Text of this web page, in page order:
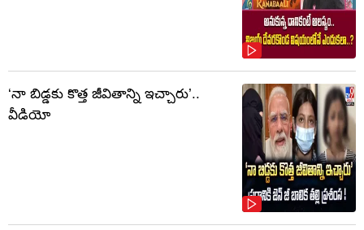
‘నా బిడ్డకు కొత్త జీవితాన్ని ఇచ్చారు’..
వీడియో